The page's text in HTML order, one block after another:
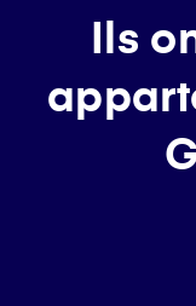
Ils